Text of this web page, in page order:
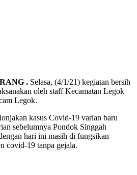
. Selasa, (4/1/21) kegiatan bersih
oleh staff Kecamatan Legok
Legok.
kasus Covid-19 varian baru
sebelumnya Pondok Singgah
hari ini masih di fungsikan
covid-19 tanpa gejala.